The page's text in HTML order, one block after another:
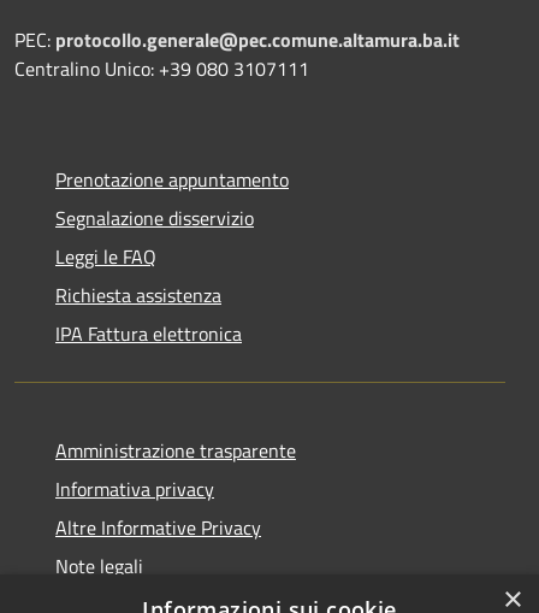
PEC: protocollo.generale@pec.comune.altamura.ba.it
Centralino Unico: +39 080 3107111
Prenotazione appuntamento
Segnalazione disservizio
Leggi le FAQ
Richiesta assistenza
IPA Fattura elettronica
Amministrazione trasparente
Informativa privacy
Altre Informative Privacy
Note legali
Dichiarazione di accessibilità
×